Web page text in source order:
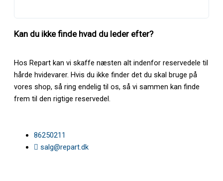
Kan du ikke finde hvad du leder efter?
Hos Repart kan vi skaffe næsten alt indenfor reservedele til
hårde hvidevarer. Hvis du ikke finder det du skal bruge på
vores shop, så ring endelig til os, så vi sammen kan finde
frem til den rigtige reservedel.
86250211
salg@repart.dk
BAUKNECHT • BCIO3T141PESCH 869991625890 F162589
769991610720
FRANKE • FDW614D10PDOSLPC 869991621320 F162132
769991621320
HOTPOINT • HIO3C22WSCUK F105600 869991056000
769991056002
HOTPOINT/ARISTON • HIC3C24S F105422 869991054220
769991054223